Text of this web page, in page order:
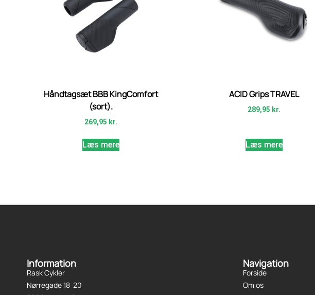
Håndtagsæt BBB KingComfort
(sort).
269,95 kr.
Læs mere
ACID Grips TRAVEL
289,95 kr.
Læs mere
Information
Rask Cykler
Nørregade 18-20
Navigation
Forside
Om os